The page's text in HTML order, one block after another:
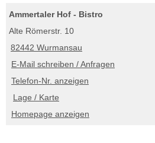
Ammertaler Hof - Bistro
Alte Römerstr. 10
82442 Wurmansau
E-Mail schreiben / Anfragen
Telefon-Nr. anzeigen
Lage / Karte
Homepage anzeigen